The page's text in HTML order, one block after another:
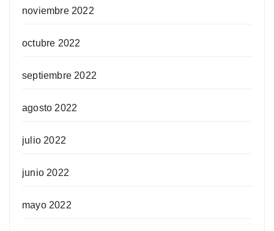
noviembre 2022
octubre 2022
septiembre 2022
agosto 2022
julio 2022
junio 2022
mayo 2022